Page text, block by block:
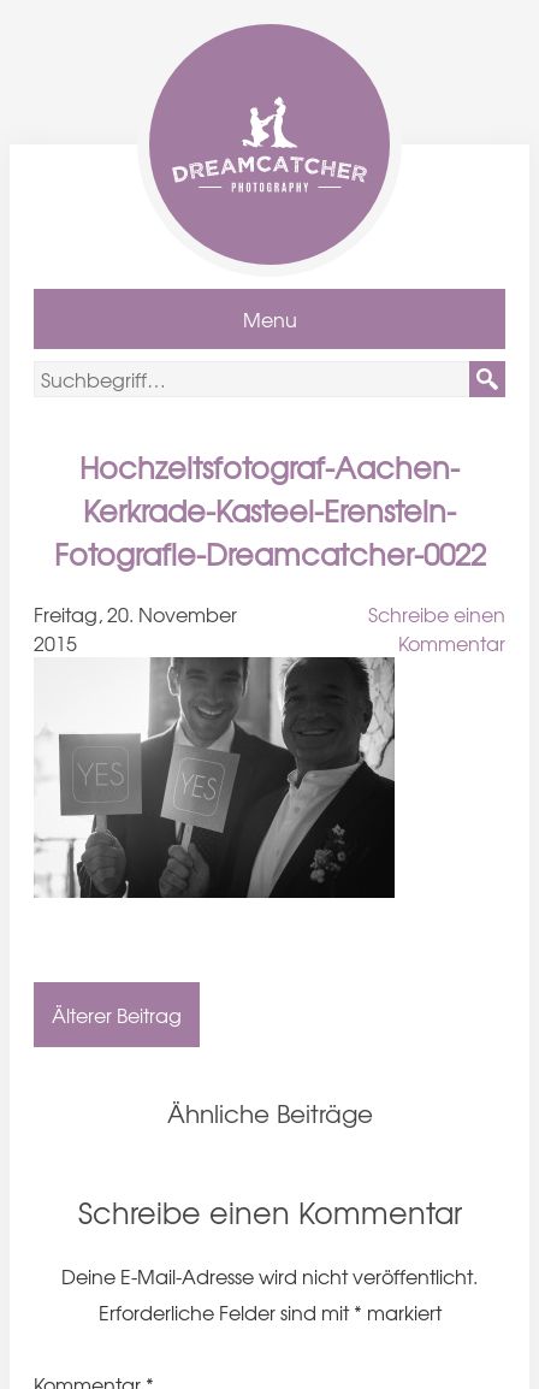
Menu
Hochzeitsfotograf-Aachen-
Kerkrade-Kasteel-Erenstein-
Fotografie-Dreamcatcher-0022
Freitag, 20. November
2015
Schreibe einen
Kommentar
Älterer Beitrag
Ähnliche Beiträge
Schreibe einen Kommentar
Deine E-Mail-Adresse wird nicht veröffentlicht.
Erforderliche Felder sind mit* markiert